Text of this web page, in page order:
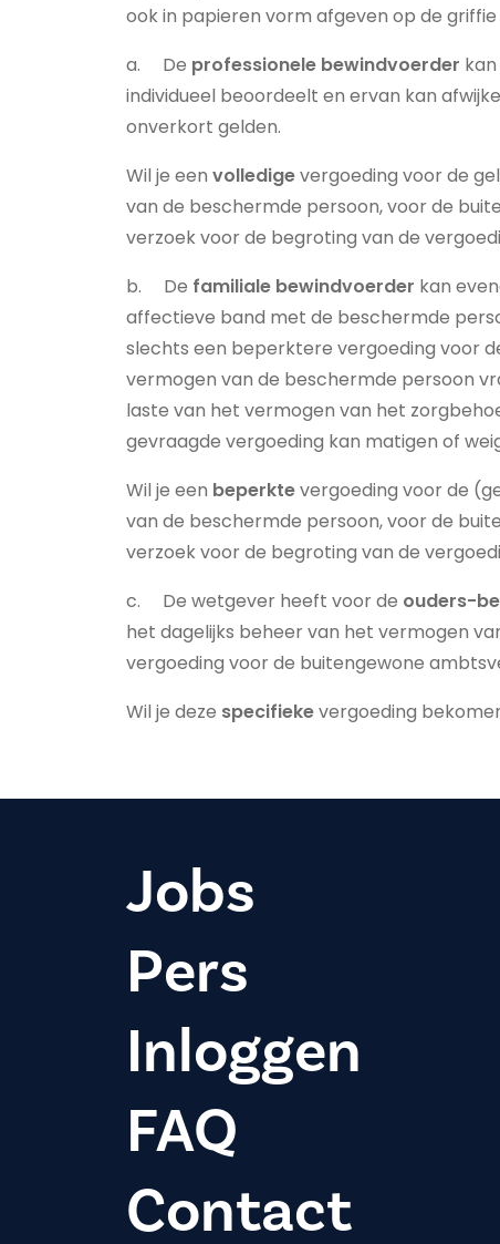
ook in papieren vorm afgeven op de
a. De professionele bewindvoerder
individueel beoordeelt en ervan kan
onverkort gelden.
Wil je een volledigevergoeding voor de
van de beschermde persoon, voor de
verzoek voor de begroting van de
b. De familiale bewindvoerder kan
affectieve band met de beschermde
slechts een beperktere vergoeding voor
vermogen van de beschermde persoon
laste van het vermogen van het
gevraagde vergoeding kan matigen of
Wil je een beperktevergoeding voor de
van de beschermde persoon, voor de
verzoek voor de begroting van de
c. De wetgever heeft voor de ouders-
het dagelijks beheer van het vermogen
vergoeding voor de buitengewone
Wil je deze specifiekevergoeding
Jobs
Pers
Inloggen
FAQ
Contact